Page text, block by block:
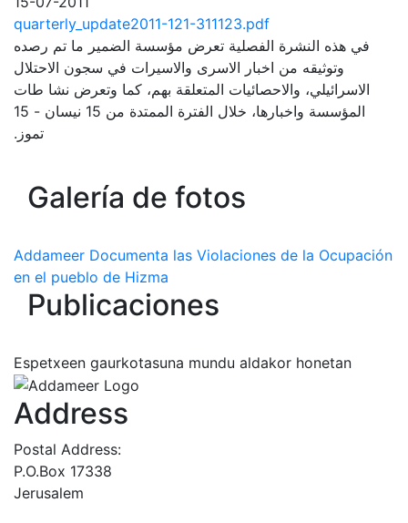
quarterly_update2011-121-311123.pdf
في هذه النشرة الفصلية تعرض مؤسسة الضمير ما تم رصده
وتوثيقه من اخبار الاسرى والاسيرات في سجون الاحتلال
الاسرائيلي، والاحصائيات المتعلقة بهم، كما وتعرض نشا طات
المؤسسة واخبارها، خلال الفترة الممتدة من 15 نيسان - 15
تموز.
Galería de fotos
Addameer Documenta las Violaciones de la Ocupación
en el pueblo de Hizma
Publicaciones
Espetxeen gaurkotasuna mundu aldakor honetan
Address
Postal Address:
P.O.Box 17338
Jerusalem